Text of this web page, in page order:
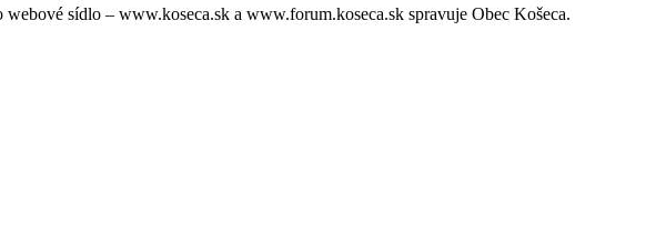
sídlo – www.koseca.sk a www.forum.koseca.sk spravuje Obec Košeca.